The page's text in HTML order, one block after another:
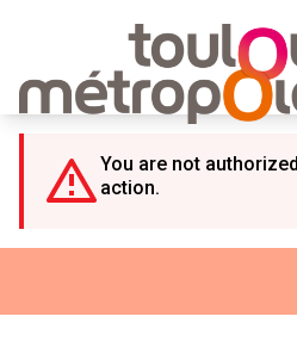
You are not
action.